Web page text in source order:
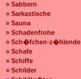
» Sabbern
» Sarkastische
» Sauna
» Schadenfrohe
» Sch�fchen-z�hlende
» Schafe
» Schiffe
» Schilder